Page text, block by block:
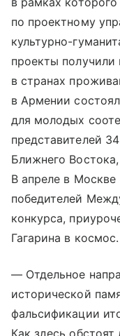
по проектному
культурно-
проекты
в странах
в Армении
для молодых
представителей
Ближнего
В апреле в
победителей
конкурса,
Гагарина в космос.
— Отдельное
исторической
фальсификации
Как здесь обстоят